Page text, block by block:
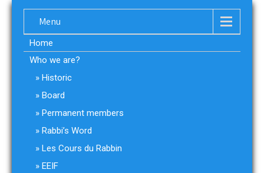
Menu
Home
Who we are?
Historic
Board
Permanent members
Rabbi’s Word
Les Cours du Rabbin
EEIF